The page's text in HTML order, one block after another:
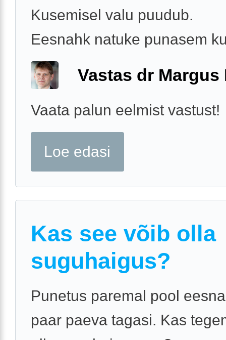
Kusemisel valu puudub.
Eesnahk natuke punasem
Vastas dr Margus
Vaata palun eelmist vastust!
Loe edasi
Kas see võib olla
suguhaigus?
Punetus paremal pool
paar paeva tagasi. Kas